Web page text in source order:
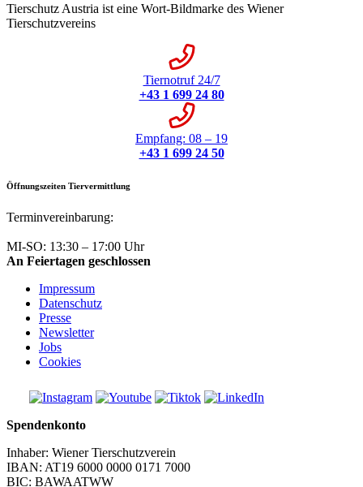
Tierschutz Austria ist eine Wort-Bildmarke des Wiener
Tierschutzvereins
Tiernotruf 24/7
+43 1 699 24 80
Empfang: 08 – 19
+43 1 699 24 50
Öffnungszeiten Tiervermittlung
Terminvereinbarung:
MI-SO: 13:30 – 17:00 Uhr
An Feiertagen geschlossen
Impressum
Datenschutz
Presse
Newsletter
Jobs
Cookies
Spendenkonto
Inhaber: Wiener Tierschutzverein
IBAN: AT19 6000 0000 0171 7000
BIC: BAWAATWW